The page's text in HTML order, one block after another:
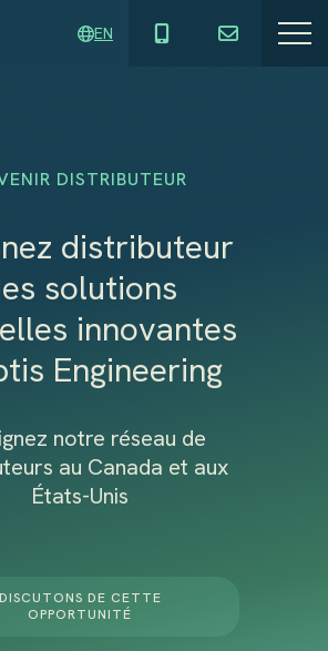
EN
DISTRIBUTEUR
distributeur
solutions
innovantes
Engineering
notre réseau de
au Canada et aux
États-Unis
DISCUTONS DE CETTE
OPPORTUNITÉ